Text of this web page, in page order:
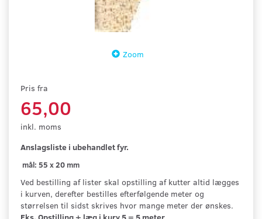
Zoom
Pris fra
65,00
inkl. moms
Anslagsliste i ubehandlet fyr.
mål: 55 x 20 mm
Ved bestilling af lister skal opstilling af kutter altid lægges
i kurven, derefter bestilles efterfølgende meter og
størrelsen til sidst skrives hvor mange meter der ønskes.